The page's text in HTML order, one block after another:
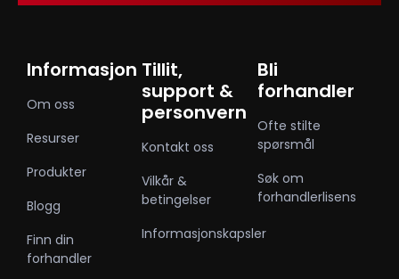
Informasjon
Om oss
Resurser
Produkter
Blogg
Finn din
forhandler
Tillit,
support &
personvern
Kontakt oss
Vilkår &
betingelser
Informasjonskapsler
Bli
forhandler
Ofte stilte
spørsmål
Søk om
forhandlerlisens